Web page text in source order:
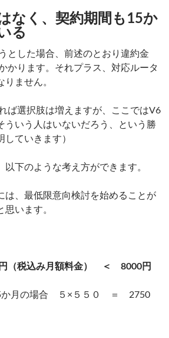
なく、契約期間も15か
る
とした場合、前述のとおり違約金
かります。それプラス、対応ルータ
ません。
ば選択肢は増えますが、ここではV6
ういう人はいないだろう、という勝
ていきます）
下のような考え方ができます。
は、最低限意向検討を始めることが
います。
税込み月額料金） ＜ 8000円
か月の場合 ５×５５０ ＝ 2750